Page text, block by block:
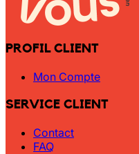
PROFIL CLIENT
Mon Compte
SERVICE CLIENT
Contact
FAQ
Zimaz Kreol
ZOLA by Estelle